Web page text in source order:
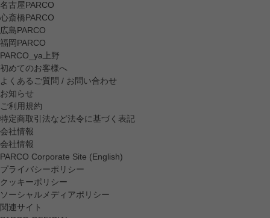
名古屋PARCO
心斎橋PARCO
広島PARCO
福岡PARCO
PARCO_ya上野
初めてのお客様へ
よくあるご質問 / お問い合わせ
お知らせ
ご利用規約
特定商取引法など法令に基づく表記
会社情報
会社情報
PARCO Corporate Site (English)
プライバシーポリシー
クッキーポリシー
ソーシャルメディアポリシー
関連サイト